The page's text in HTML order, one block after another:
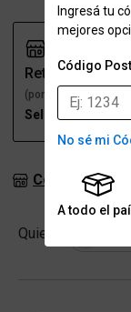
Ingresá tu
mejores
Código
No sé mi
A todo el
Retiro
(por una sucursal)
Seleccioná talle
Consultar
Quiero